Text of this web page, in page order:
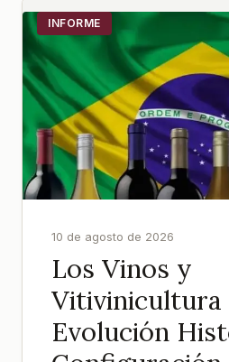
INFORME
10 de agosto de 2026
Los Vinos y
Vitivinicultura
Evolución